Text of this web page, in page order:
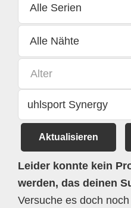
Aktualisieren
Leider konnte kein
werden, das deinen
Versuche es doch